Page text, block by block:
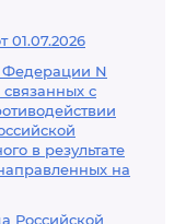
Федерации N
с
в результате
на
Российской